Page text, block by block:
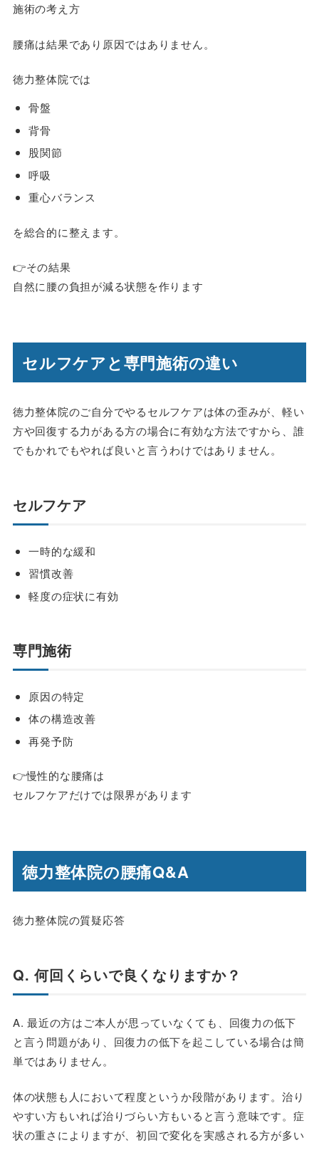
施術の考え方
腰痛は結果であり原因ではありません。
徳力整体院では
骨盤
背骨
股関節
呼吸
重心バランス
を総合的に整えます。
👉その結果
自然に腰の負担が減る状態を作ります
セルフケアと専門施術の違い
徳力整体院のご自分でやるセルフケアは体の歪みが、軽い
方や回復する力がある方の場合に有効な方法ですから、誰
でもかれでもやれば良いと言うわけではありません。
セルフケア
一時的な緩和
習慣改善
軽度の症状に有効
専門施術
原因の特定
体の構造改善
再発予防
👉慢性的な腰痛は
セルフケアだけでは限界があります
徳力整体院の腰痛Q&A
徳力整体院の質疑応答
Q. 何回くらいで良くなりますか？
A. 最近の方はご本人が思っていなくても、回復力の低下
と言う問題があり、回復力の低下を起こしている場合は簡
単ではありません。
体の状態も人において程度というか段階があります。治り
やすい方もいれば治りづらい方もいると言う意味です。症
状の重さによりますが、初回で変化を実感される方が多い